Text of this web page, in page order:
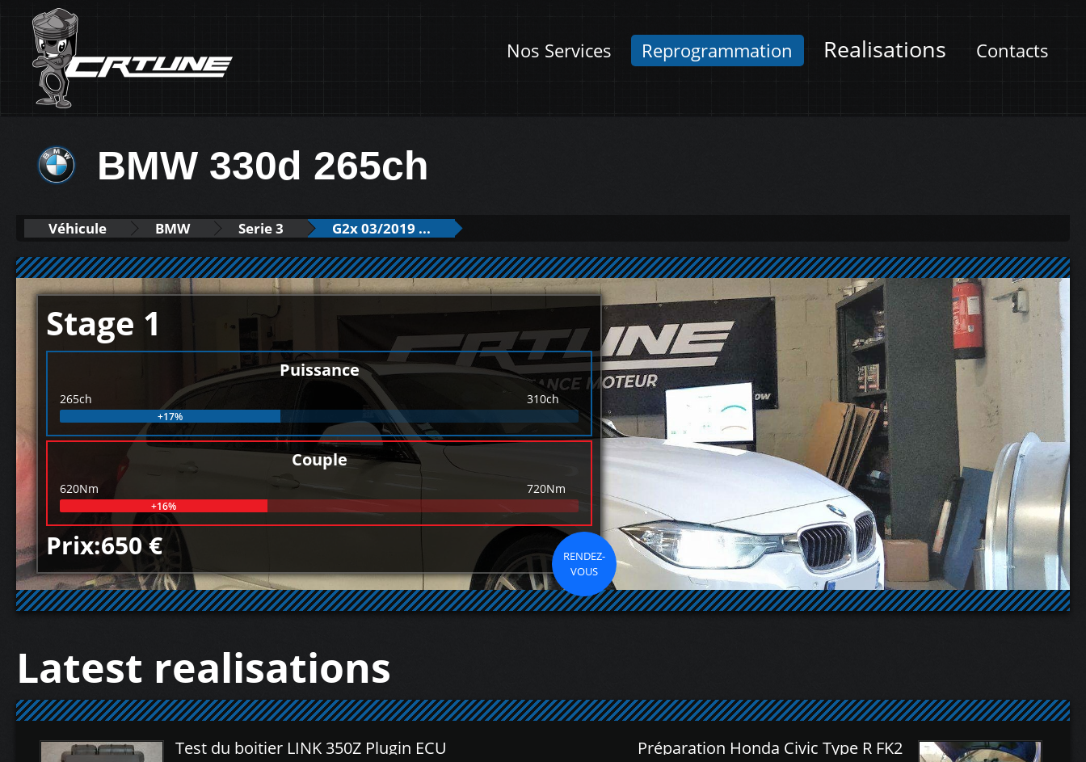
Nos Services Reprogrammation Realisations Contacts
BMW 330d 265ch
Véhicule BMW Serie 3 G2x 03/2019 ...
Stage 1
Puissance
265ch 310ch
+17%
Couple
620Nm 720Nm
+16%
Prix:650 €
RENDEZ-
VOUS
Latest realisations
Test du boitier LINK 350Z Plugin ECU Préparation Honda Civic Type R FK2